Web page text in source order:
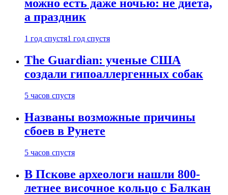
можно есть даже ночью: не диета,
а праздник
1 год спустя1 год спустя
The Guardian: ученые США
создали гипоаллергенных собак
5 часов спустя
Названы возможные причины
сбоев в Рунете
5 часов спустя
В Пскове археологи нашли 800-
летнее височное кольцо с Балкан